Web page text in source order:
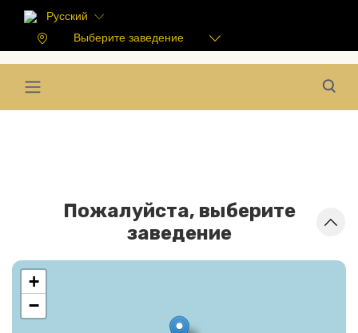
Русский
Выберите заведение
Пожалуйста, выберите
заведение
+
−